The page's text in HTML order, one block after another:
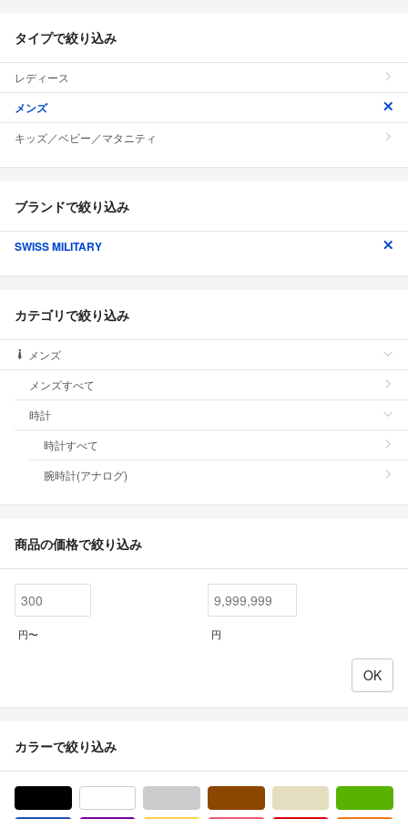
タイプで絞り込み
レディース
メンズ
キッズ／ベビー／マタニティ
ブランドで絞り込み
SWISS MILITARY
カテゴリで絞り込み
メンズ
メンズすべて
時計
時計すべて
腕時計(アナログ)
商品の価格で絞り込み
円〜 円
カラーで絞り込み